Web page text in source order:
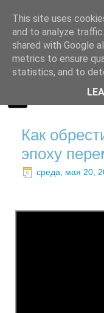
Как
эпоху
среда, мая 20,
This site uses
and to analyze
shared with Google
metrics to ensure
statistics, and to